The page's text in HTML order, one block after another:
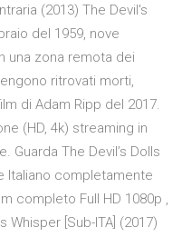
(2013) The Devil's
del 1959, nove
una zona remota dei
ritrovati morti,
di Adam Ripp del 2017.
(HD, 4k) streaming in
Guarda The Devil’s Dolls
Italiano completamente
completo Full HD 1080p ,
Whisper [Sub-ITA] (2017)